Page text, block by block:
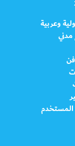
وعربية
المستخدم